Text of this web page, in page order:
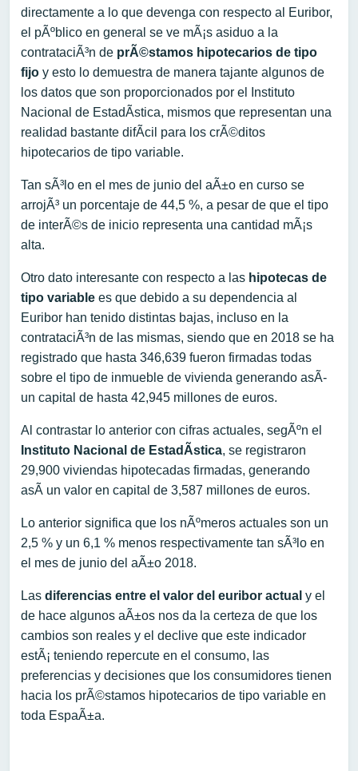
directamente a lo que devenga con respecto al Euribor,
el pÃºblico en general se ve mÃ¡s asiduo a la
contrataciÃ³n de prÃ©stamos hipotecarios de tipo
fijo y esto lo demuestra de manera tajante algunos de
los datos que son proporcionados por el Instituto
Nacional de EstadÃ­stica, mismos que representan una
realidad bastante difÃ­cil para los crÃ©ditos
hipotecarios de tipo variable.
Tan sÃ³lo en el mes de junio del aÃ±o en curso se
arrojÃ³ un porcentaje de 44,5 %, a pesar de que el tipo
de interÃ©s de inicio representa una cantidad mÃ¡s
alta.
Otro dato interesante con respecto a las hipotecas de
tipo variable es que debido a su dependencia al
Euribor han tenido distintas bajas, incluso en la
contrataciÃ³n de las mismas, siendo que en 2018 se ha
registrado que hasta 346,639 fueron firmadas todas
sobre el tipo de inmueble de vivienda generando asÃ­
un capital de hasta 42,945 millones de euros.
Al contrastar lo anterior con cifras actuales, segÃºn el
Instituto Nacional de EstadÃ­stica, se registraron
29,900 viviendas hipotecadas firmadas, generando
asÃ­ un valor en capital de 3,587 millones de euros.
Lo anterior significa que los nÃºmeros actuales son un
2,5 % y un 6,1 % menos respectivamente tan sÃ³lo en
el mes de junio del aÃ±o 2018.
Las diferencias entre el valor del euribor actual y el
de hace algunos aÃ±os nos da la certeza de que los
cambios son reales y el declive que este indicador
estÃ¡ teniendo repercute en el consumo, las
preferencias y decisiones que los consumidores tienen
hacia los prÃ©stamos hipotecarios de tipo variable en
toda EspaÃ±a.